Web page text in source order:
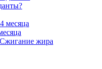
Сжигание жира